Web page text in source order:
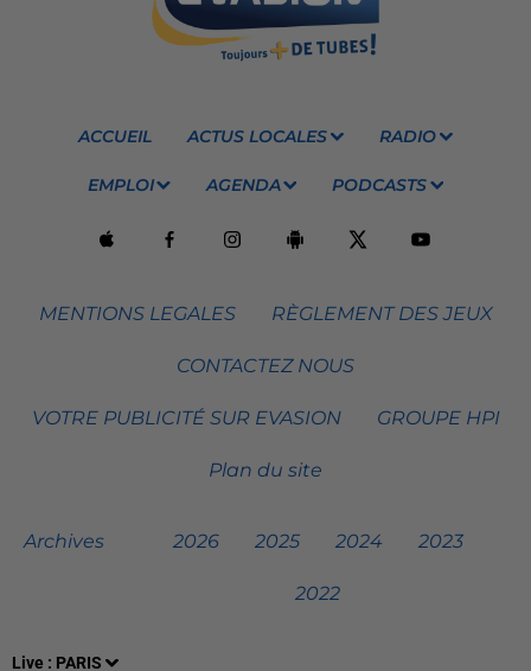
Live : PARIS
ACCUEIL ACTUS LOCALES RADIO
EMPLOI AGENDA PODCASTS
MENTIONS LEGALES RÈGLEMENT DES JEUX
CONTACTEZ NOUS
VOTRE PUBLICITÉ SUR EVASION GROUPE HPI
Plan du site
Archives 2026 2025 2024 2023
2022